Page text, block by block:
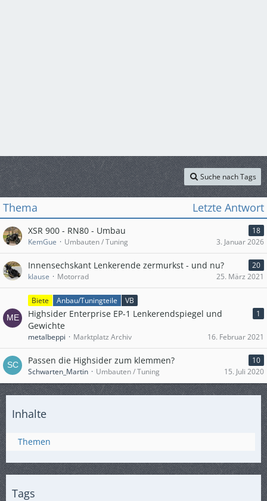
Suche nach Tags
Thema Letzte Antwort
XSR 900 - RN80 - Umbau
18
KemGue
Umbauten / Tuning 3. Januar 2026
Innensechskant Lenkerende zermurkst - und nu?
20
klause
Motorrad 25. März 2021
Biete Anbau/Tuningteile VB
Highsider Enterprise EP-1 Lenkerendspiegel und
Gewichte
1
metalbeppi Marktplatz Archiv 16. Februar 2021
Passen die Highsider zum klemmen?
10
Schwarten_Martin
Umbauten / Tuning 15. Juli 2020
Inhalte
Themen
Tags